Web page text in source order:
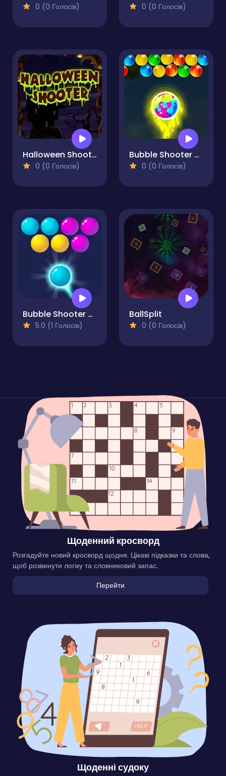
0 (0 Голосів) 0 (0 Голосів)
Halloween Shooter
0 (0 Голосів)
Bubble Shooter Blast
0 (0 Голосів)
Bubble Shooter POP
5.0 (1 Голосів)
BallSplit
0 (0 Голосів)
Щоденний кросворд
Розгадуйте новий кросворд щодня. Цікаві підказки та слова,
щоб розвинути логіку та словниковий запас.
Перейти
Щоденні судоку